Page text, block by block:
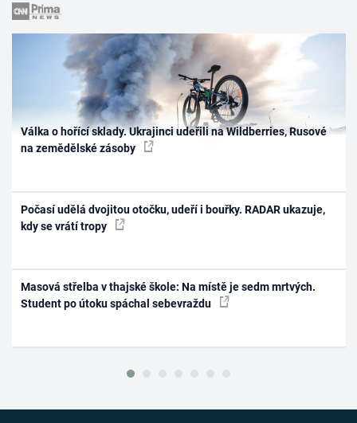
Válka o hořící sklady. Ukrajinci udeřili na Wildberries, Rusové
na zemědělské zásoby
Počasí udělá dvojitou otočku, udeří i bouřky. RADAR ukazuje,
kdy se vrátí tropy
Masová střelba v thajské škole: Na místě je sedm mrtvých.
Student po útoku spáchal sebevraždu